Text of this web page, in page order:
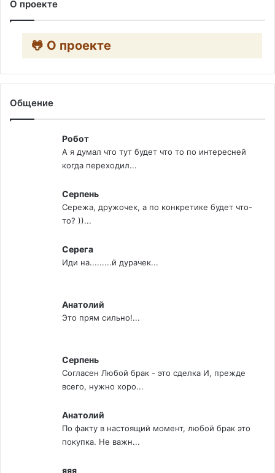
О проекте
🐸 О проекте
Общение
Робот
А я думал что тут будет что то по интересней
когда переходил...
Серпень
Сережа, дружочек, а по конкретике будет что-
то? ))...
Серега
Иди на.........й дурачек...
Анатолий
Это прям сильно!...
Серпень
Согласен Любой брак - это сделка И, прежде
всего, нужно хоро...
Анатолий
По факту в настоящий момент, любой брак это
покупка. Не важн...
яяя